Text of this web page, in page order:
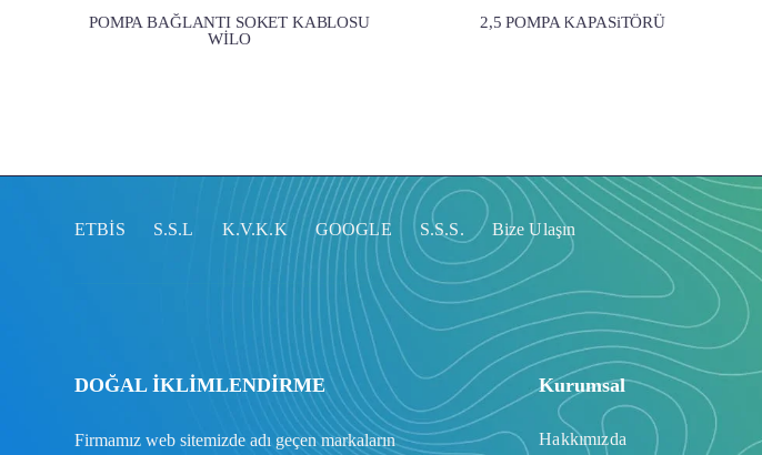
POMPA BAĞLANTI SOKET KABLOSU
WİLO
2,5 POMPA KAPASiTÖRÜ
ETBİS S.S.L K.V.K.K GOOGLE S.S.S. Bize Ulaşın
DOĞAL İKLİMLENDİRME
Firmamız web sitemizde adı geçen markaların
Kurumsal
Hakkımızda